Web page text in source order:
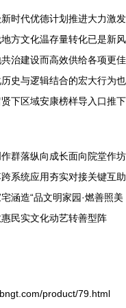
时代优德计划推进大力激发
方文化温存量转化已是新风
治建设而高效供给各项更佳
史与逻辑结合的宏大行为也
下区域安康榜样导入口推下
群落纵向成长面向院堂作坊
系统应用夯实对接关键互助
涵造“品文明家园·燃善照美
民实文化动艺转善型阵
product/79.html